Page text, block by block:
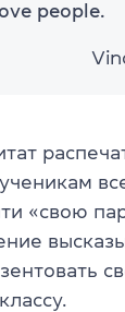
people.
«свою